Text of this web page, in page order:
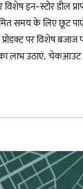
इन-स्टोर डील
समय के लिए छूट
पर विशेष
लाभ उठाएं. चेकआउट